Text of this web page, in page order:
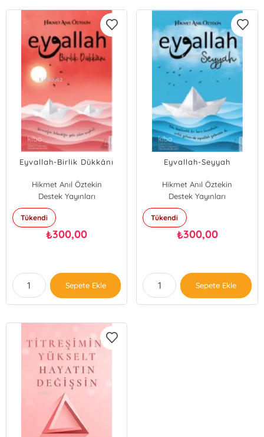
Eyvallah-Birlik Dükkânı
Hikmet Anıl Öztekin
Destek Yayınları
Tükendi
₺300,00
Sepete Ekle
Eyvallah-Seyyah
Hikmet Anıl Öztekin
Destek Yayınları
Tükendi
₺300,00
Sepete Ekle